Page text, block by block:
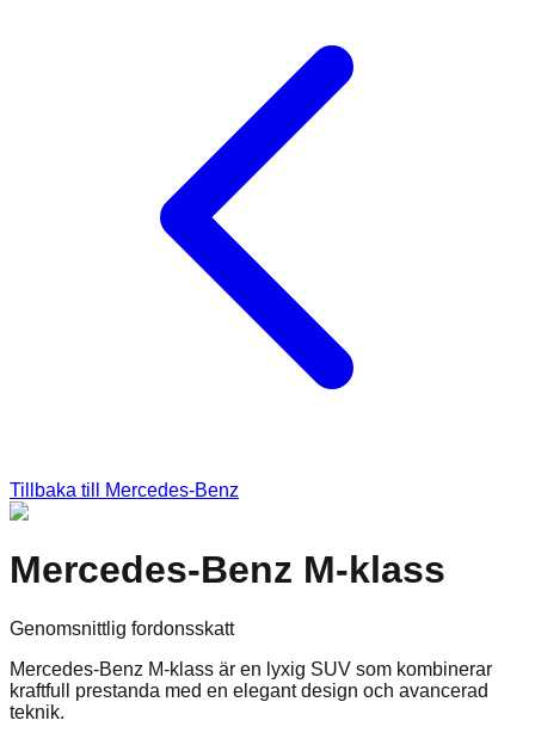
Tillbaka till Mercedes-Benz
Mercedes-Benz M-klass
Genomsnittlig fordonsskatt
Mercedes-Benz M-klass är en lyxig SUV som kombinerar
kraftfull prestanda med en elegant design och avancerad
teknik.